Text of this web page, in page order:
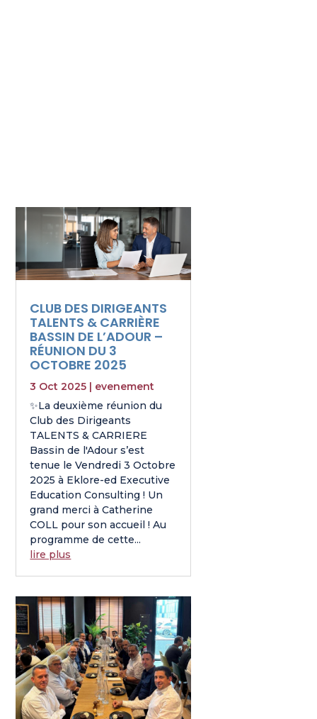
CLUB DES DIRIGEANTS
TALENTS & CARRIÈRE
BASSIN DE L’ADOUR –
RÉUNION DU 3
OCTOBRE 2025
3 Oct 2025 | evenement
✨La deuxième réunion du
Club des Dirigeants
TALENTS & CARRIERE
Bassin de l'Adour s’est
tenue le Vendredi 3 Octobre
2025 à Eklore-ed Executive
Education Consulting ! Un
grand merci à Catherine
COLL pour son accueil ! Au
programme de cette...
lire plus